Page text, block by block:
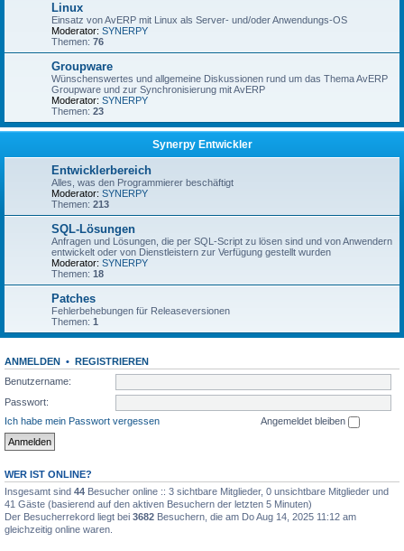
Linux
Einsatz von AvERP mit Linux als Server- und/oder Anwendungs-OS
Moderator: SYNERPY
Themen: 76
Groupware
Wünschenswertes und allgemeine Diskussionen rund um das Thema AvERP
Groupware und zur Synchronisierung mit AvERP
Moderator: SYNERPY
Themen: 23
Synerpy Entwickler
Entwicklerbereich
Alles, was den Programmierer beschäftigt
Moderator: SYNERPY
Themen: 213
SQL-Lösungen
Anfragen und Lösungen, die per SQL-Script zu lösen sind und von Anwendern
entwickelt oder von Dienstleistern zur Verfügung gestellt wurden
Moderator: SYNERPY
Themen: 18
Patches
Fehlerbehebungen für Releaseversionen
Themen: 1
ANMELDEN • REGISTRIEREN
Benutzername:
Passwort:
Ich habe mein Passwort vergessen
Angemeldet bleiben
WER IST ONLINE?
Insgesamt sind 44 Besucher online :: 3 sichtbare Mitglieder, 0 unsichtbare Mitglieder und
41 Gäste (basierend auf den aktiven Besuchern der letzten 5 Minuten)
Der Besucherrekord liegt bei 3682 Besuchern, die am Do Aug 14, 2025 11:12 am
gleichzeitig online waren.